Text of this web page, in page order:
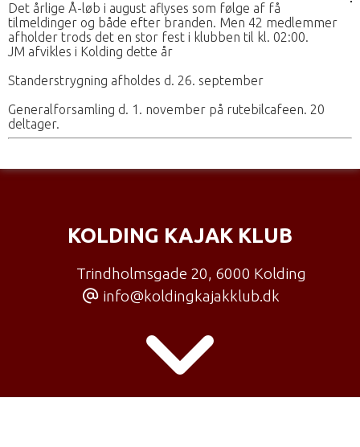
Det årlige Å-løb i august aflyses som følge af få
tilmeldinger og både efter branden. Men 42 medlemmer
afholder trods det en stor fest i klubben til kl. 02:00.
JM afvikles i Kolding dette år
Standerstrygning afholdes d. 26. september
Generalforsamling d. 1. november på rutebilcafeen. 20
deltager.
KOLDING KAJAK KLUB
Trindholmsgade 20, 6000 Kolding
info@koldingkajakklub.dk